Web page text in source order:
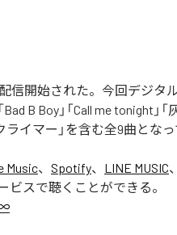
信開始された。今回デジタル
Bad B Boy」「Call me tonight」
ライマー」を含む全9曲となっ
Music、 Spotify、 LINE MUSIC、
ビスで聴くことができる。